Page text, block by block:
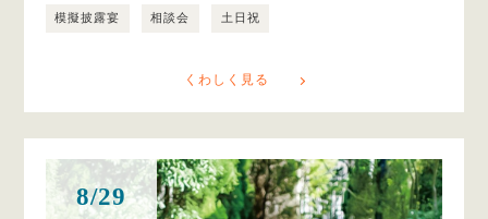
模擬披露宴 相談会 土日祝
くわしく見る
8/29